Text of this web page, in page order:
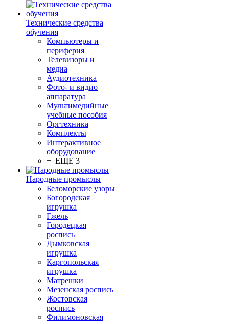
Технические средства
обучения
Компьютеры и
периферия
Телевизоры и
медиа
Аудиотехника
Фото- и видио
аппаратура
Мультимедийные
учебные пособия
Оргтехника
Комплекты
Интерактивное
оборудование
+ ЕЩЕ 3
Народные промыслы
Беломорские узоры
Богородская
игрушка
Гжель
Городецкая
роспись
Дымковская
игрушка
Каргопольская
игрушка
Матрешки
Мезенская роспись
Жостовская
роспись
Филимоновская